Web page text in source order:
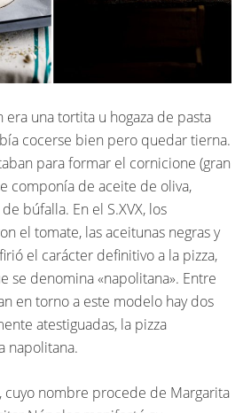
era una tortita u hogaza de pasta
cocerse bien pero quedar tierna.
para formar el cornicione (gran
componía de aceite de oliva,
búfalla. En el S.XVX, los
el tomate, las aceitunas negras y
el carácter definitivo a la pizza,
se denomina «napolitana». Entre
en torno a este modelo hay dos
atestiguadas, la pizza
napolitana.
cuyo nombre procede de Margarita